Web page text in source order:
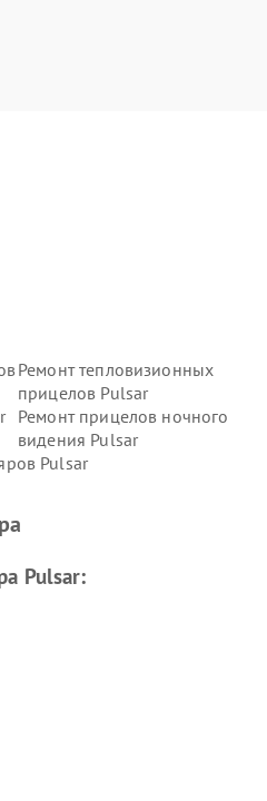
Ремонт тепловизионных
прицелов Pulsar
Ремонт прицелов ночного
видения Pulsar
Pulsar
Pulsar: